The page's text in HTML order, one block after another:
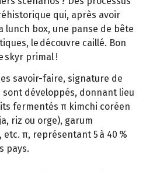
qui, après avoir
box, une panse de bête
le découvre caillé. Bon
skyr primal !
savoir-faire, signature de
développés, donnant lieu
fermentés π kimchi coréen
riz ou orge), garum
π, représentant 5 à 40 %
pays.